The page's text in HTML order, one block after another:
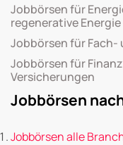
Jobbörsen für
regenerative Energie
Jobbörsen für Fach-
Jobbörsen für
Versicherungen
Jobbörsen
Jobbörsen alle